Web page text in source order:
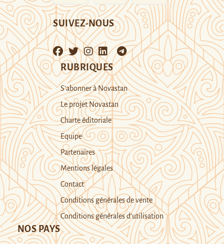
SUIVEZ-NOUS
RUBRIQUES
S’abonner à Novastan
Le projet Novastan
Charte éditoriale
Equipe
Partenaires
Mentions légales
Contact
Conditions générales de vente
Conditions générales d’utilisation
NOS PAYS